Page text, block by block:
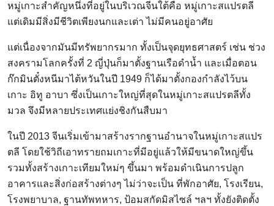
หมู่เกาะสำคัญหนึ่งที่อยู่ในบริเวณจีนใต้คือ หมู่เกาะสแปรตลี
แต่เดิมมีสิ่งมีชีวิตเพียงนกและเต่า ไม่มีคนอยู่อาศัย
แต่เนื่องจากมันมีทรัพยากรมาก ทั้งเป็นจุดยุทธศาสตร์ เช่น ช่วง
สงครามโลกครั้งที่ 2 ญี่ปุ่นก็มาตั้งฐานเรือดำน้ำ และเมื่อตอน
ก๊กมินตั๋งหนีมาไต้หวันในปี 1949 ก็ได้มาตั้งกองกำลังไว้บน
เกาะ อิทู อาบา ซึ่งเป็นเกาะใหญ่ที่สุดในหมู่เกาะสแปรตลีทั้ง
มวล จึงมีหลายประเทศแย่งชิงกันสืบมา
ในปี 2013 จีนเริ่มเข้ามาสร้างรากฐานอำนาจในหมู่เกาะสแปร
ตลี โดยใช้วิถีเอาทรายถมเกาะที่มีอยู่แล้วให้มีขนาดใหญ่ขึ้น
รวมทั้งสร้างเกาะเทียมใหม่ๆ ขึ้นมา พร้อมดำเนินการปลูก
อาคารและสิ่งก่อสร้างต่างๆ ไม่ว่าจะเป็น ที่พักอาศัย, โรงเรียน,
โรงพยาบาล, ฐานทัพทหาร, ป้อมสกัดมิสไซล์ ฯลฯ ทั้งยังติดตั้ง